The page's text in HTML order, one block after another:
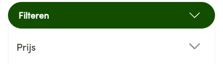
Filteren
Prijs